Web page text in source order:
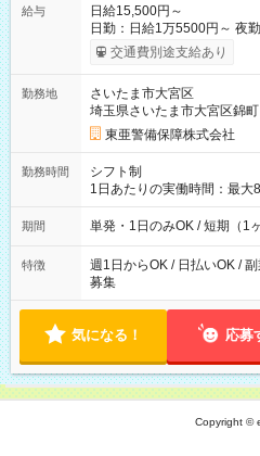
給与
日給15,500円～
日勤：日給1万5500円～ 夜
祝手当4000円含む(25勤務
┗規定あり ／ 経験や年齢を問わず、 頑張った方全員に支給され
日給は全額支給！ ■月22日以上勤務すると… 日給1000円UP！ ■
日払い・週払い・前払いOK
(CRIA)』で 最短当日にコン
ます♪ ※稼働分・規定あり ■法定研修(7h×3日間)中も 手当をしっ
かり【3万円】支給！ ┗研修
給 ┗昼食代も別途支給(500
交通費別途支給あり
勤務地
さいたま市大宮区
埼玉県さいたま市大宮区錦町
東亜警備保障株式会社
勤務時間
シフト制
1日あたりの実働時間：最大
勤】20:00～翌5:00 ・【日勤のみ】【夜勤のみ】もOK♪ ・自分
の都合に合わせて稼げます◎
ライベートの予定に 合わせ
期間 単発・1日のみOK / 短期（1
特徴
週1日からOK / 日払いOK /
募集
気になる！ 応募
Copyright ©